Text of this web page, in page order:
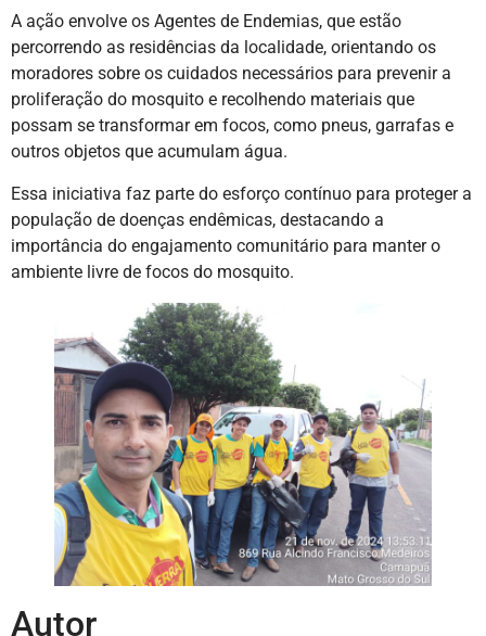
A ação envolve os Agentes de Endemias, que estão
percorrendo as residências da localidade, orientando os
moradores sobre os cuidados necessários para prevenir a
proliferação do mosquito e recolhendo materiais que
possam se transformar em focos, como pneus, garrafas e
outros objetos que acumulam água.
Essa iniciativa faz parte do esforço contínuo para proteger a
população de doenças endêmicas, destacando a
importância do engajamento comunitário para manter o
ambiente livre de focos do mosquito.
Autor